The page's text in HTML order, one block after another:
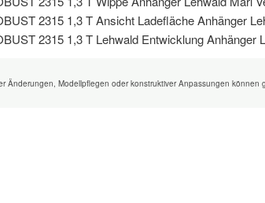
Modellpflegen oder konstruktiver Anpassungen